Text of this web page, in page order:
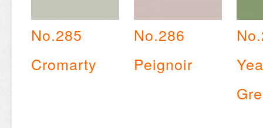
No.285
Cromarty
No.286
Peignoir